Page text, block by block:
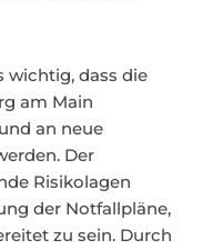
wichtig, dass die
am Main
an neue
Der
Risikolagen
der Notfallpläne,
zu sein. Durch